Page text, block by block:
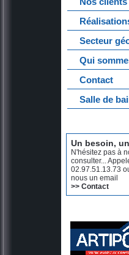
Secteur
Qui
Contact
Salle de
Un besoin,
N'hésitez pas à
consulter...
02.97.51.13.73
nous un email
>> Contact